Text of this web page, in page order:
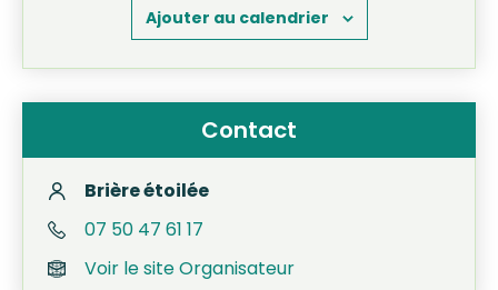
Ajouter au calendrier
Contact
Brière étoilée
07 50 47 61 17
Voir le site Organisateur